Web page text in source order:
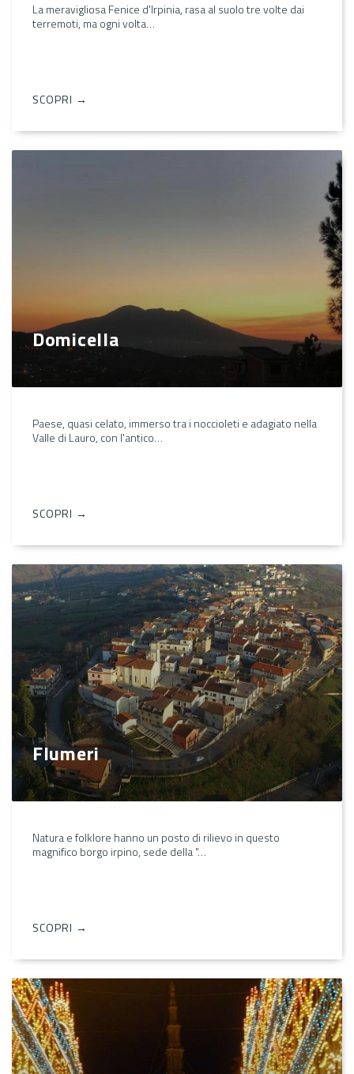
La meravigliosa Fenice d'Irpinia, rasa al suolo tre volte dai
terremoti, ma ogni volta…
SCOPRI →
Domicella
Paese, quasi celato, immerso tra i noccioleti e adagiato nella
Valle di Lauro, con l'antico…
SCOPRI →
Flumeri
Natura e folklore hanno un posto di rilievo in questo
magnifico borgo irpino, sede della "…
SCOPRI →